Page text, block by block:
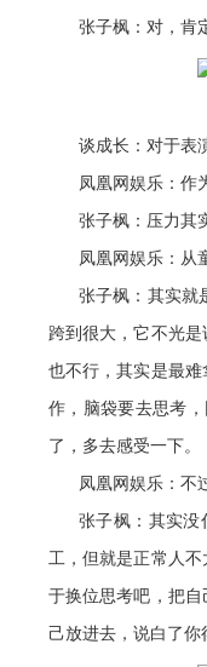
张子枫：对，肯
谈成长：对于表
凤凰网娱乐：作
张子枫：压力其
凤凰网娱乐：从
张子枫：其实就
跨到很大，它不光
也不行，其实是最
作，脑袋要去思考
了，多去感受一下。
凤凰网娱乐：不
张子枫：其实没
工，但就是正常人
于换位思考吧，把
己放进去，说白了你